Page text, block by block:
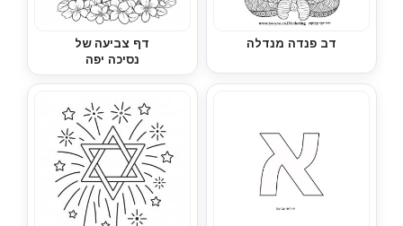
דב פנדה מנדלה
דף צביעה של
נסיכה יפה